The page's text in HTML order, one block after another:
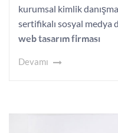
kurumsal kimlik
sertifikalı sosyal medya
web tasarım firması
Devamı